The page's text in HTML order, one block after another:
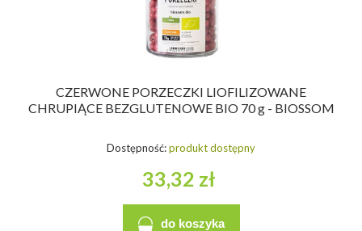
CZERWONE PORZECZKI LIOFILIZOWANE
CHRUPIĄCE BEZGLUTENOWE BIO 70 g - BIOSSOM
Dostępność:produkt dostępny
33,32 zł
do koszyka